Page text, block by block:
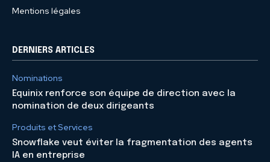
Mentions légales
DERNIERS ARTICLES
Nominations
Equinix renforce son équipe de direction avec la
nomination de deux dirigeants
Produits et Services
Snowflake veut éviter la fragmentation des agents
IA en entreprise